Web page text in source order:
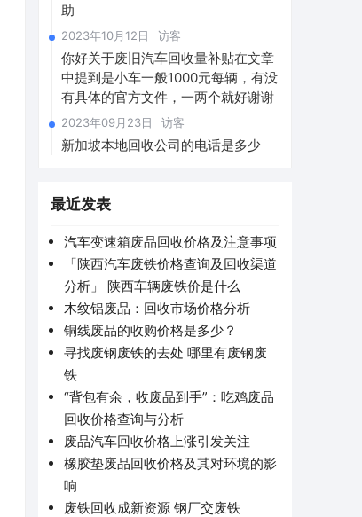
助
2023年10月12日 访客
你好关于废旧汽车回收量补贴在文章
中提到是小车一般1000元每辆，有没
有具体的官方文件，一两个就好谢谢
2023年09月23日 访客
新加坡本地回收公司的电话是多少
最近发表
汽车变速箱废品回收价格及注意事项
「陕西汽车废铁价格查询及回收渠道
分析」 陕西车辆废铁价是什么
木纹铝废品：回收市场价格分析
铜线废品的收购价格是多少？
寻找废钢废铁的去处 哪里有废钢废
铁
“背包有余，收废品到手”：吃鸡废品
回收价格查询与分析
废品汽车回收价格上涨引发关注
橡胶垫废品回收价格及其对环境的影
响
废铁回收成新资源 钢厂交废铁